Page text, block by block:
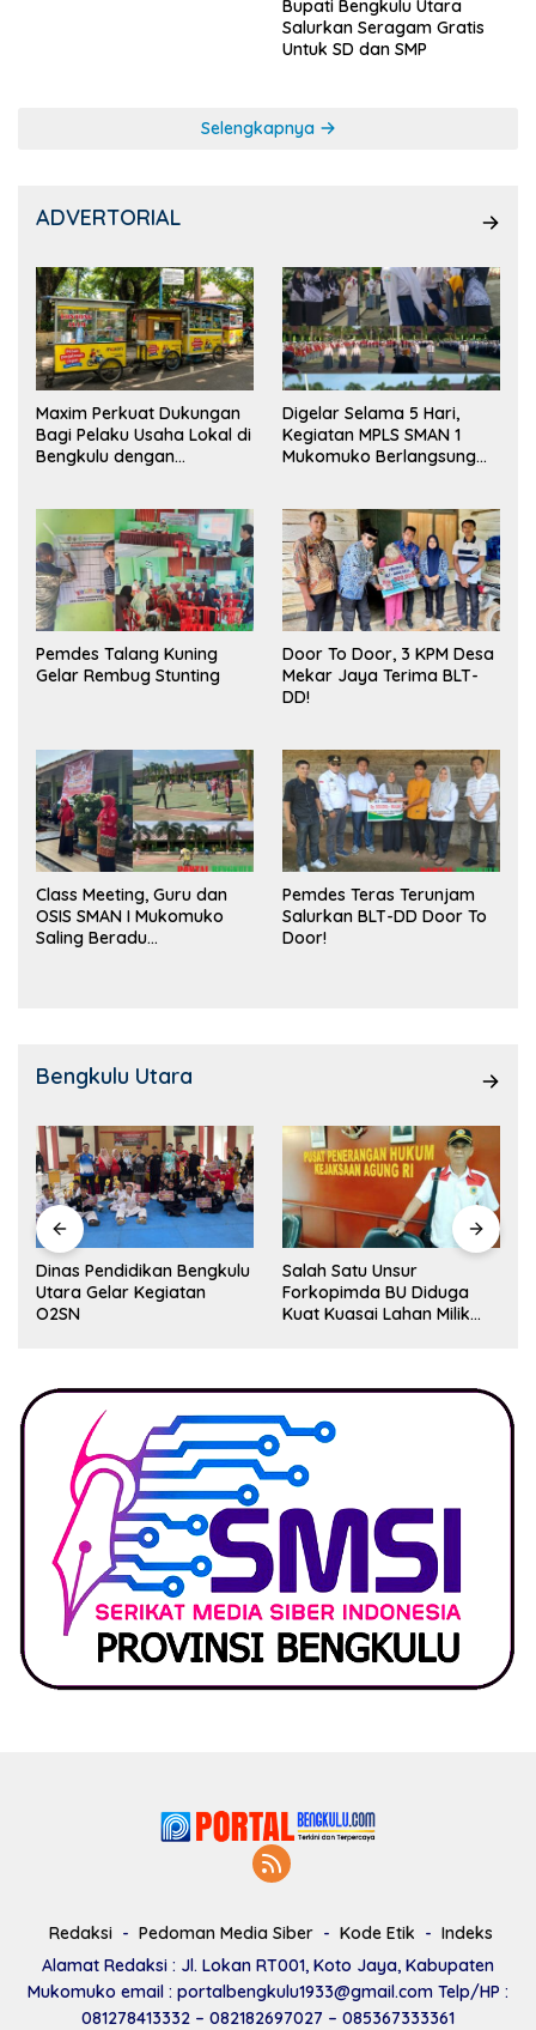
Bupati Bengkulu Utara
Salurkan Seragam Gratis
Untuk SD dan SMP
Selengkapnya
ADVERTORIAL
Maxim Perkuat Dukungan
Bagi Pelaku Usaha Lokal di
Bengkulu dengan
Pasar
Digelar Selama 5 Hari,
Kegiatan MPLS SMAN 1
Mukomuko Berlangsung
Pemdes Talang Kuning
Gelar Rembug Stunting
Door To Door, 3 KPM Desa
Mekar Jaya Terima BLT-
DD!
Class Meeting, Guru dan
OSIS SMAN I Mukomuko
Saling Beradu
Pemdes Teras Terunjam
Salurkan BLT-DD Door To
Door!
Bengkulu Utara
Dinas Pendidikan Bengkulu
Utara Gelar Kegiatan
O2SN
Salah Satu Unsur
Forkopimda BU Diduga
Kuat Kuasai Lahan Milik
Redaksi Pedoman Media Siber Kode Etik
Indeks
Alamat Redaksi : Jl. Lokan RT001, Koto Jaya, Kabupaten
Mukomuko email : portalbengkulu1933@gmail.com Telp/HP :
081278413332 – 082182697027 – 085367333361